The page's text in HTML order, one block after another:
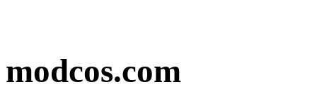
modcos.com